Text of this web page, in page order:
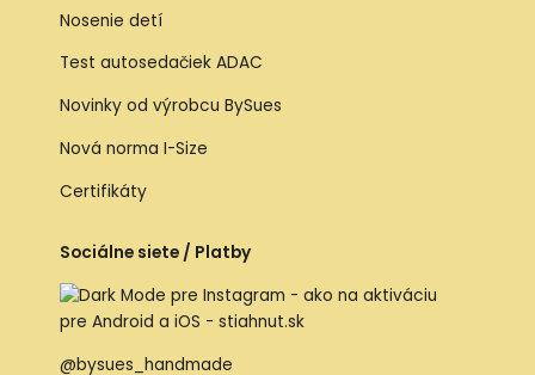
Nosenie detí
Test autosedačiek ADAC
Novinky od výrobcu BySues
Nová norma I-Size
Certifikáty
Sociálne siete / Platby
@bysues_handmade